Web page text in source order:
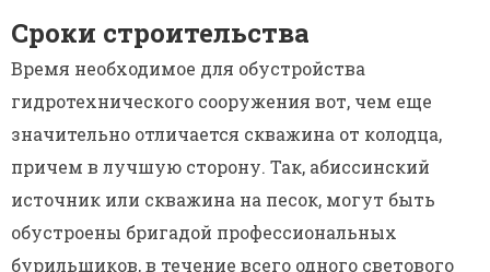
Сроки строительства
Время необходимое для обустройства
гидротехнического сооружения вот, чем еще
значительно отличается скважина от колодца,
причем в лучшую сторону. Так, абиссинский
источник или скважина на песок, могут быть
обустроены бригадой профессиональных
бурильщиков, в течение всего одного светового